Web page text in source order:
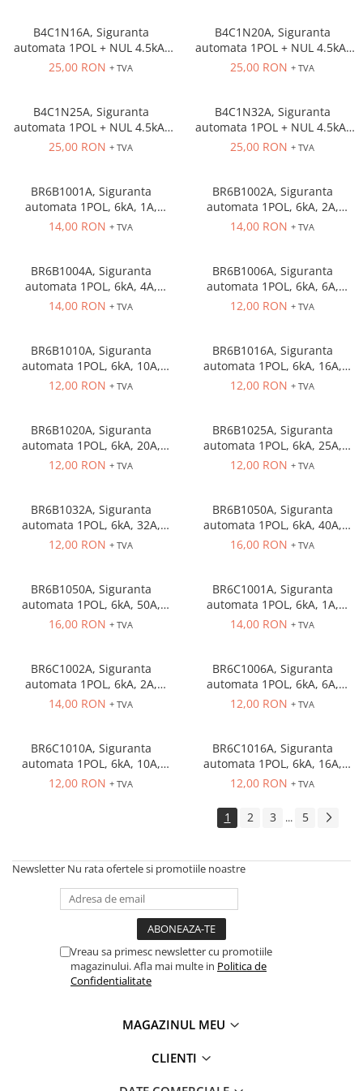
Router si switch-uri industriale
Afisoare digitale
Senzori fotoelectrici
Senzori inductivi
Senzori magnetici-rezistivi
TRIO-PS
TRIO-UPS
Butoane si accesorii
Lampa multi LED
pentru motor
Direct-On-Line Starters
Cleme sir
Accesorii cleme
Cleme 2.5mm
B4C1N16A, Siguranta
automata 1POL + NUL 4.5kA,
16A, curba C
25,00 RON + TVA
B4C1N20A, Siguranta
automata 1POL + NUL 4.5kA,
20A, curba C
25,00 RON + TVA
B4C1N25A, Siguranta
automata 1POL + NUL 4.5kA,
25A, curba C
25,00 RON + TVA
B4C1N32A, Siguranta
automata 1POL + NUL 4.5kA,
32A, curba C
25,00 RON + TVA
BR6B1001A, Siguranta
automata 1POL, 6kA, 1A,
curba B
14,00 RON + TVA
BR6B1002A, Siguranta
automata 1POL, 6kA, 2A,
curba B
14,00 RON + TVA
BR6B1004A, Siguranta
automata 1POL, 6kA, 4A,
curba B
14,00 RON + TVA
BR6B1006A, Siguranta
automata 1POL, 6kA, 6A,
curba B
12,00 RON + TVA
BR6B1010A, Siguranta
automata 1POL, 6kA, 10A,
curba B
12,00 RON + TVA
BR6B1016A, Siguranta
automata 1POL, 6kA, 16A,
curba B
12,00 RON + TVA
BR6B1020A, Siguranta
automata 1POL, 6kA, 20A,
curba B
12,00 RON + TVA
BR6B1025A, Siguranta
automata 1POL, 6kA, 25A,
curba B
12,00 RON + TVA
BR6B1032A, Siguranta
automata 1POL, 6kA, 32A,
curba B
12,00 RON + TVA
BR6B1050A, Siguranta
automata 1POL, 6kA, 40A,
curba B
16,00 RON + TVA
BR6B1050A, Siguranta
automata 1POL, 6kA, 50A,
curba B
16,00 RON + TVA
BR6C1001A, Siguranta
automata 1POL, 6kA, 1A,
curba C
14,00 RON + TVA
BR6C1002A, Siguranta
automata 1POL, 6kA, 2A,
curba C
14,00 RON + TVA
BR6C1006A, Siguranta
automata 1POL, 6kA, 6A,
curba C
12,00 RON + TVA
BR6C1010A, Siguranta
automata 1POL, 6kA, 10A,
curba C
12,00 RON + TVA
BR6C1016A, Siguranta
automata 1POL, 6kA, 16A,
curba C
12,00 RON + TVA
1 2 3 ... 5
Newsletter Nu rata ofertele si promotiile noastre
Vreau sa primesc newsletter cu promotiile
magazinului. Afla mai multe in Politica de
Confidentialitate
MAGAZINUL MEU
CLIENTI